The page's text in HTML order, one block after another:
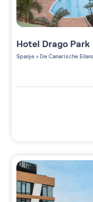
Hotel Drago Park
Spanje>De Canarische